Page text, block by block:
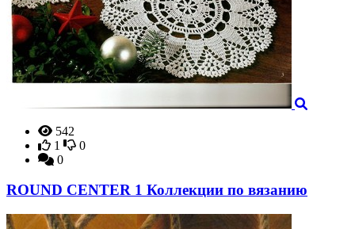
542
1
0
0
ROUND CENTER 1 Коллекции по вязанию